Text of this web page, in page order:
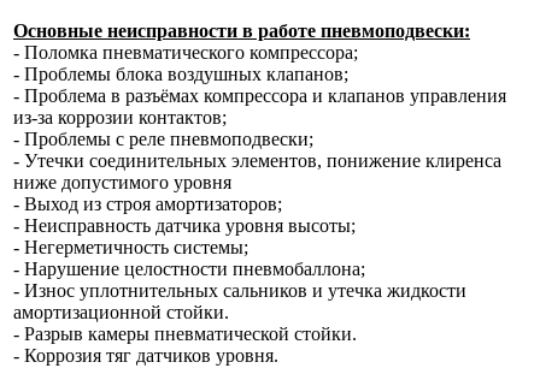
Основные неисправности в работе пневмоподвески:
- Поломка пневматического компрессора;
- Проблемы блока воздушных клапанов;
- Проблема в разъёмах компрессора и клапанов управления
из-за коррозии контактов;
- Проблемы с реле пневмоподвески;
- Утечки соединительных элементов, понижение клиренса
ниже допустимого уровня
- Выход из строя амортизаторов;
- Неисправность датчика уровня высоты;
- Негерметичность системы;
- Нарушение целостности пневмобаллона;
- Износ уплотнительных сальников и утечка жидкости
амортизационной стойки.
- Разрыв камеры пневматической стойки.
- Коррозия тяг датчиков уровня.